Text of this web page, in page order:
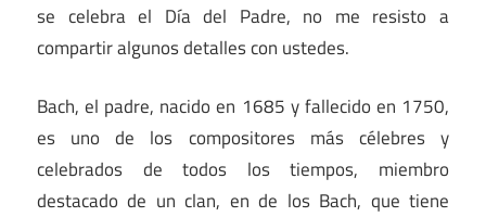
se celebra el Día del Padre, no me resisto a
compartir algunos detalles con ustedes.
Bach, el padre, nacido en 1685 y fallecido en 1750,
es uno de los compositores más célebres y
celebrados de todos los tiempos, miembro
destacado de un clan, en de los Bach, que tiene